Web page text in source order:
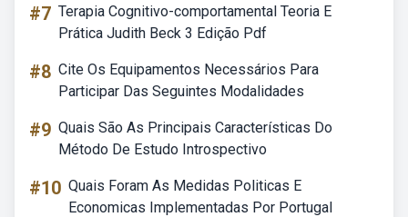
#7 Terapia Cognitivo-comportamental Teoria E
Prática Judith Beck 3 Edição Pdf
#8 Cite Os Equipamentos Necessários Para
Participar Das Seguintes Modalidades
#9 Quais São As Principais Características Do
Método De Estudo Introspectivo
#10 Quais Foram As Medidas Politicas E
Economicas Implementadas Por Portugal